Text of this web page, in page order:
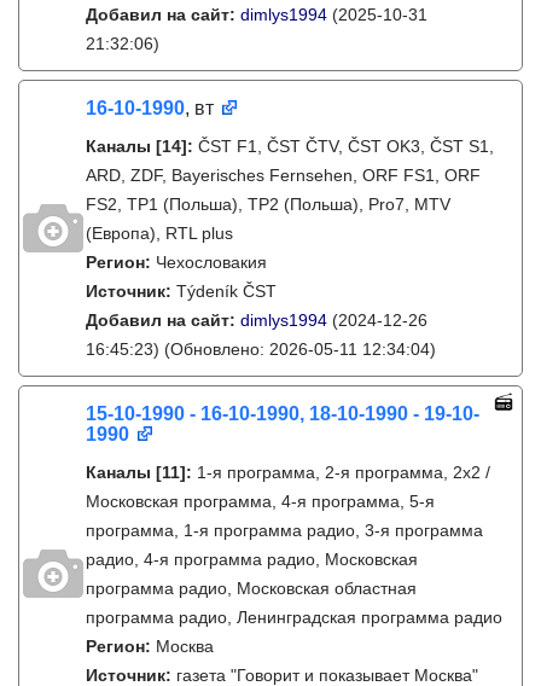
Добавил на сайт: dimlys1994 (2025-10-31
21:32:06)
16-10-1990, вт
Каналы [14]: ČST F1, ČST ČTV, ČST OK3, ČST S1,
ARD, ZDF, Bayerisches Fernsehen, ORF FS1, ORF
FS2, TP1 (Польша), TP2 (Польша), Pro7, MTV
(Европа), RTL plus
Регион: Чехословакия
Источник: Týdeník ČST
Добавил на сайт: dimlys1994 (2024-12-26
16:45:23) (Обновлено: 2026-05-11 12:34:04)
15-10-1990 - 16-10-1990, 18-10-1990 - 19-10-
1990
Каналы [11]: 1-я программа, 2-я программа, 2х2 /
Московская программа, 4-я программа, 5-я
программа, 1-я программа радио, 3-я программа
радио, 4-я программа радио, Московская
программа радио, Московская областная
программа радио, Ленинградская программа радио
Регион: Москва
Источник: газета "Говорит и показывает Москва"